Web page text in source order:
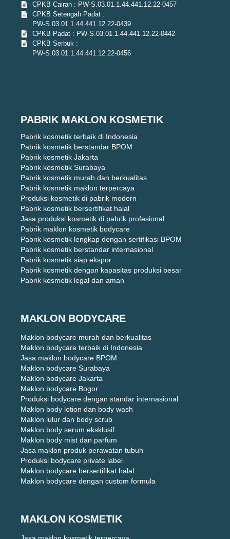
CPKB Cairan : PW-S.03.01.1.44.441.12.22-0457
CPKB Setengah Padat :
PW-S.03.01.1.44.441.12.22-0439
CPKB Padat : PW-S.03.01.1.44.441.12.22-0442
CPKB Serbuk :
PW-S.03.01.1.44.441.12.22-0456
PABRIK MAKLON KOSMETIK
Pabrik kosmetik terbaik di Indonesia
Pabrik kosmetik berstandar BPOM
Pabrik kosmetik Jakarta
Pabrik kosmetik Surabaya
Pabrik kosmetik murah dan berkualitas
Pabrik kosmetik maklon terpercaya
Produksi kosmetik di pabrik modern
Pabrik kosmetik bersertifikat halal
Jasa produksi kosmetik di pabrik profesional
Pabrik maklon kosmetik bodycare
Pabrik kosmetik lengkap dengan sertifikasi BPOM
Pabrik kosmetik berstandar internasional
Pabrik kosmetik siap ekspor
Pabrik kosmetik dengan kapasitas produksi besar
Pabrik kosmetik legal dan aman
MAKLON BODYCARE
Maklon bodycare murah dan berkualitas
Maklon bodycare terbaik di Indonesia
Jasa maklon bodycare BPOM
Maklon bodycare Surabaya
Maklon bodycare Jakarta
Maklon bodycare Bogor
Produksi bodycare dengan standar internasional
Maklon body lotion dan body wash
Maklon lulur dan body scrub
Maklon body serum eksklusif
Maklon body mist dan parfum
Jasa maklon produk perawatan tubuh
Produksi bodycare private label
Maklon bodycare bersertifikat halal
Maklon bodycare dengan custom formula
MAKLON KOSMETIK